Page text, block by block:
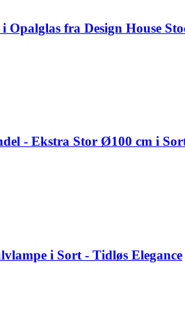
Opalglas fra Design House
- Ekstra Stor Ø100 cm i
i Sort - Tidløs Elegance